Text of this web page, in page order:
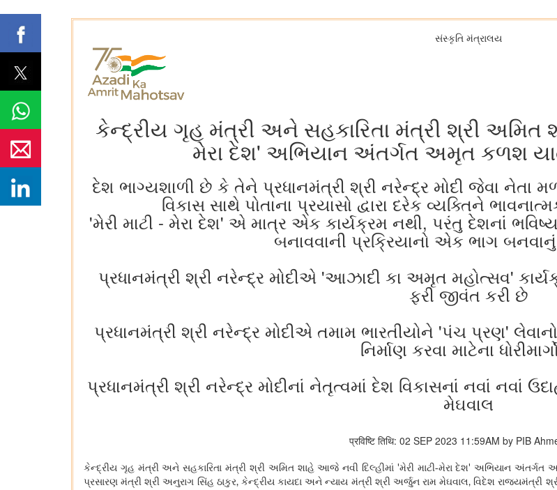
સંસ્કૃતિ મંત્રાલય
કેન્દ્રીય ગૃહ મંત્રી અને સહકારિતા મંત્રી શ્રી અમિત
મેરા દેશ' અભિયાન અંતર્ગત અમૃત કળશ
દેશ ભાગ્યશાળી છે કે તેને પ્રધાનમંત્રી શ્રી નરેન્દ્ર મોદી જેવા
વિકાસ સાથે પોતાના પ્રયાસો દ્વારા દરેક વ્યક્તિને
'મેરી માટી - મેરા દેશ' એ માત્ર એક કાર્યક્રમ નથી, પરંતુ દેશનાં
બનાવવાની પ્રક્રિયાનો એક ભાગ
પ્રધાનમંત્રી શ્રી નરેન્દ્ર મોદીએ 'આઝાદી કા અમૃત મહોત્સવ'
ફરી જીવંત કરી છે
પ્રધાનમંત્રી શ્રી નરેન્દ્ર મોદીએ તમામ ભારતીયોને 'પંચ પ્રણ'
નિર્માણ કરવા માટેના
પ્રધાનમંત્રી શ્રી નરેન્દ્ર મોદીનાં નેતૃત્વમાં દેશ વિકાસનાં નવાં નવાં
મેઘવાલ
प्रविष्टि तिथि: 02 SEP 2023 11:59AM by PIB
કેન્દ્રીય ગૃહ મંત્રી અને સહકારિતા મંત્રી શ્રી અમિત શાહે આજે નવી દિલ્હીમાં 'મેરી માટી-મેરા દેશ'અભિયાન અંતર્ગત
પ્રસારણ મંત્રી શ્રી અનુરાગ સિંહ ઠાકુર, કેન્દ્રીય કાયદા અને ન્યાય મંત્રી શ્રી અર્જુન રામ મેઘવાલ, વિદેશ રાજ્યમંત્રી